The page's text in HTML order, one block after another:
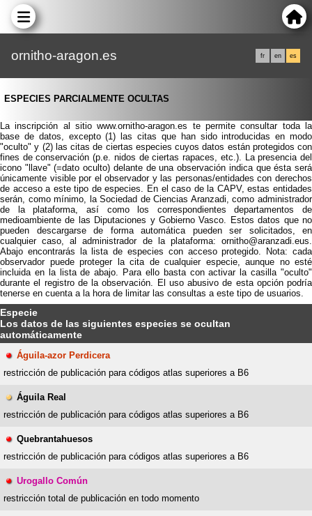
ornitho-aragon.es fr en es
ESPECIES PARCIALMENTE OCULTAS
La inscripción al sitio www.ornitho-aragon.es te permite consultar toda la
base de datos, excepto (1) las citas que han sido introducidas en modo
"oculto" y (2) las citas de ciertas especies cuyos datos están protegidos con
fines de conservación (p.e. nidos de ciertas rapaces, etc.). La presencia del
icono "llave" (=dato oculto) delante de una observación indica que ésta será
únicamente visible por el observador y las personas/entidades con derechos
de acceso a este tipo de especies. En el caso de la CAPV, estas entidades
serán, como mínimo, la Sociedad de Ciencias Aranzadi, como administrador
de la plataforma, así como los correspondientes departamentos de
medioambiente de las Diputaciones y Gobierno Vasco. Estos datos que no
pueden descargarse de forma automática pueden ser solicitados, en
cualquier caso, al administrador de la plataforma: ornitho@aranzadi.eus.
Abajo encontrarás la lista de especies con acceso protegido. Nota: cada
observador puede proteger la cita de cualquier especie, aunque no esté
incluida en la lista de abajo. Para ello basta con activar la casilla "oculto"
durante el registro de la observación. El uso abusivo de esta opción podría
tenerse en cuenta a la hora de limitar las consultas a este tipo de usuarios.
Especie
Los datos de las siguientes especies se ocultan
automáticamente
Águila-azor Perdicera
restricción de publicación para códigos atlas superiores a B6
Águila Real
restricción de publicación para códigos atlas superiores a B6
Quebrantahuesos
restricción de publicación para códigos atlas superiores a B6
Urogallo Común
restricción total de publicación en todo momento